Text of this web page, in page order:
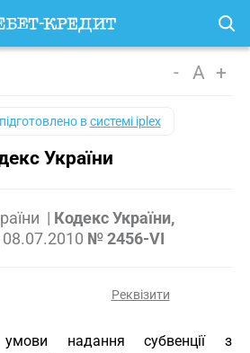
- A +
всистемі iplex
України
| Кодекс України,
08.07.2010 № 2456-VI
Реквізити
надання субвенції з